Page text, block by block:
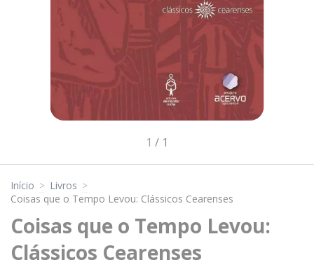
1 / 1
Início > Livros >
Coisas que o Tempo Levou: Clássicos Cearenses
Coisas que o Tempo Levou:
Clássicos Cearenses